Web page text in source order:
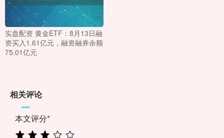
实盘配资 黄金ETF：8月13日融
资买入1.61亿元，融资融券余额
75.01亿元
相关评论
本文评分*